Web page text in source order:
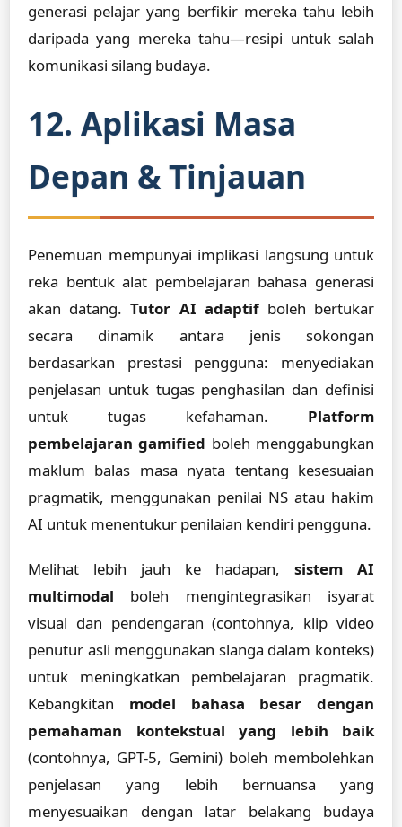
generasi pelajar yang berfikir mereka tahu lebih
daripada yang mereka tahu—resipi untuk salah
komunikasi silang budaya.
12. Aplikasi Masa
Depan & Tinjauan
Penemuan mempunyai implikasi langsung untuk
reka bentuk alat pembelajaran bahasa generasi
akan datang.Tutor AI adaptifboleh bertukar
secara dinamik antara jenis sokongan
berdasarkan prestasi pengguna: menyediakan
penjelasan untuk tugas penghasilan dan definisi
untuk tugas kefahaman. Platform
pembelajaran gamified boleh menggabungkan
maklum balas masa nyata tentang kesesuaian
pragmatik, menggunakan penilai NS atau hakim
AI untuk menentukur penilaian kendiri pengguna.
Melihat lebih jauh ke hadapan, sistem AI
multimodal boleh mengintegrasikan isyarat
visual dan pendengaran (contohnya, klip video
penutur asli menggunakan slanga dalam konteks)
untuk meningkatkan pembelajaran pragmatik.
Kebangkitan model bahasa besar dengan
pemahaman kontekstual yang lebih baik
(contohnya, GPT-5, Gemini) boleh membolehkan
penjelasan yang lebih bernuansa yang
menyesuaikan dengan latar belakang budaya